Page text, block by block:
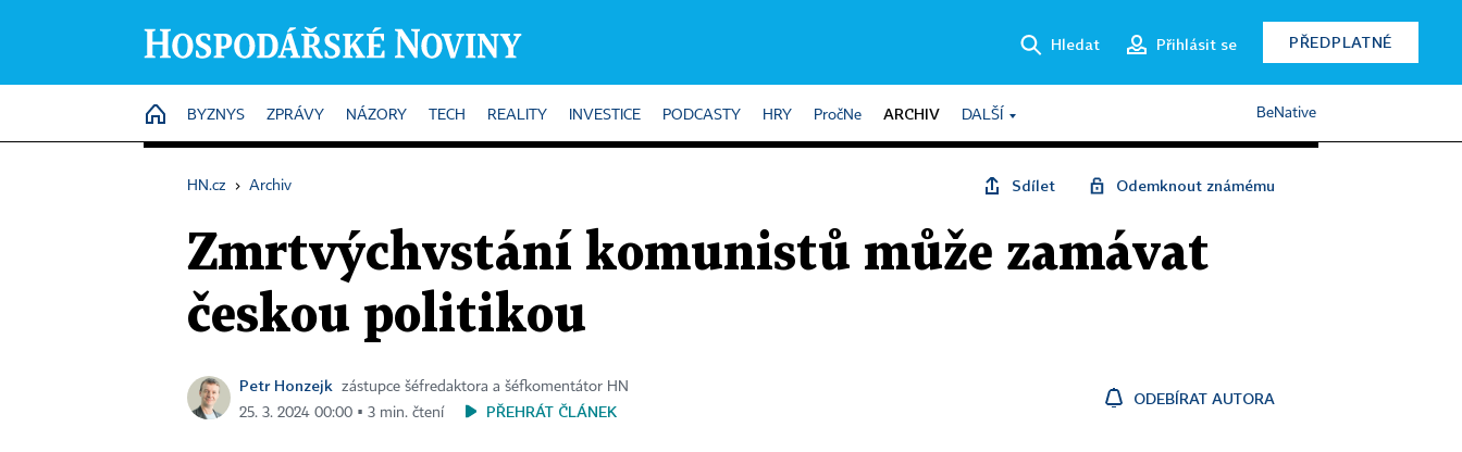
Hledat Přihlásit se PŘEDPLATNÉ
HOME
BYZNYS ZPRÁVY NÁZORY TECH REALITY INVESTICE PODCASTY HRY PročNe ARCHIV DALŠÍ BeNative
HN.cz › Archiv Sdílet Odemknout známému
Zmrtvýchvstání komunistů může zamávat
českou politikou
Petr Honzejk
zástupce šéfredaktora a šéfkomentátor HN
25. 3. 2024 00:00 ▪ 3 min. čtení
PŘEHRÁT ČLÁNEK
ODEBÍRAT AUTORA